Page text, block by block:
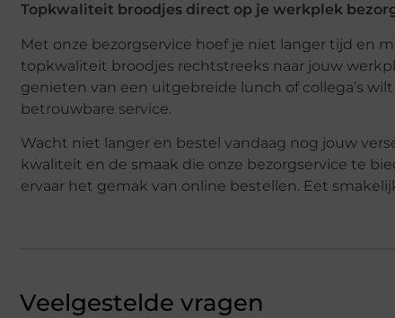
Topkwaliteit broodjes direct op je werkplek
Met onze bezorgservice hoef je niet langer tijd en
topkwaliteit broodjes rechtstreeks naar jouw
genieten van een uitgebreide lunch of collega’s
betrouwbare service.
Wacht niet langer en bestel vandaag nog jouw
kwaliteit en de smaak die onze bezorgservice te
ervaar het gemak van online bestellen. Eet
Veelgestelde vragen